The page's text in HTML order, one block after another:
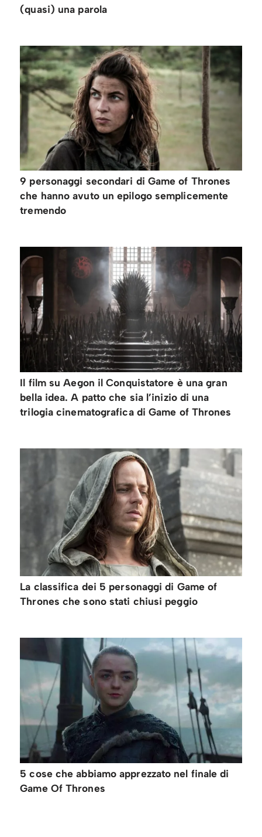
(quasi) una parola
9 personaggi secondari di Game of Thrones
che hanno avuto un epilogo semplicemente
tremendo
Il film su Aegon il Conquistatore è una gran
bella idea. A patto che sia l’inizio di una
trilogia cinematografica di Game of Thrones
La classifica dei 5 personaggi di Game of
Thrones che sono stati chiusi peggio
5 cose che abbiamo apprezzato nel finale di
Game Of Thrones